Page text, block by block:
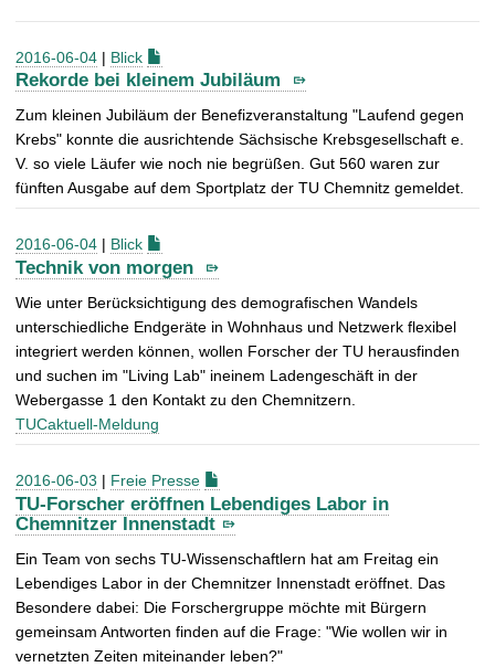
2016-06-04 | Blick
Rekorde bei kleinem Jubiläum
Zum kleinen Jubiläum der Benefizveranstaltung "Laufend gegen
Krebs" konnte die ausrichtende Sächsische Krebsgesellschaft e.
V. so viele Läufer wie noch nie begrüßen. Gut 560 waren zur
fünften Ausgabe auf dem Sportplatz der TU Chemnitz gemeldet.
2016-06-04 | Blick
Technik von morgen
Wie unter Berücksichtigung des demografischen Wandels
unterschiedliche Endgeräte in Wohnhaus und Netzwerk flexibel
integriert werden können, wollen Forscher der TU herausfinden
und suchen im "Living Lab" ineinem Ladengeschäft in der
Webergasse 1 den Kontakt zu den Chemnitzern.
TUCaktuell-Meldung
2016-06-03 | Freie Presse
TU-Forscher eröffnen Lebendiges Labor in
Chemnitzer Innenstadt
Ein Team von sechs TU-Wissenschaftlern hat am Freitag ein
Lebendiges Labor in der Chemnitzer Innenstadt eröffnet. Das
Besondere dabei: Die Forschergruppe möchte mit Bürgern
gemeinsam Antworten finden auf die Frage: "Wie wollen wir in
vernetzten Zeiten miteinander leben?"